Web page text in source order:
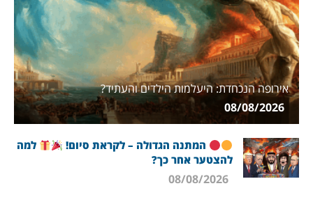
אירופה הנכחדת: היעלמות הילדים והעתיד?
המתנה הגדולה – לקראת סיום!
למה
להצטער אחר כך?